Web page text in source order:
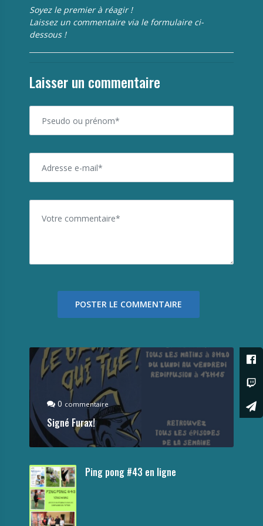
Soyez le premier à réagir !
Laissez un commentaire via le formulaire ci-
dessous !
Laisser un commentaire
0 commentaire
Signé Furax!
Ping pong #43 en ligne